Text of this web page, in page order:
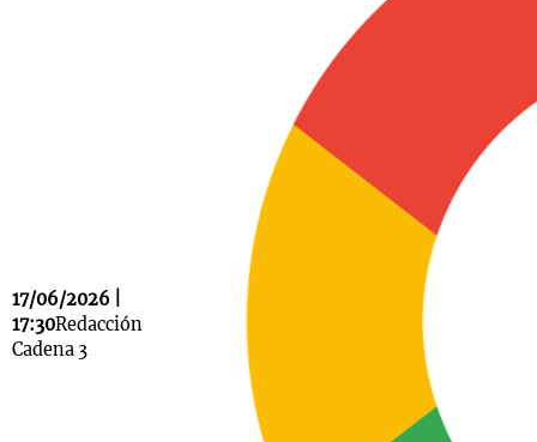
17/06/2026 |
17:30Redacción
Cadena 3
Cadena 3